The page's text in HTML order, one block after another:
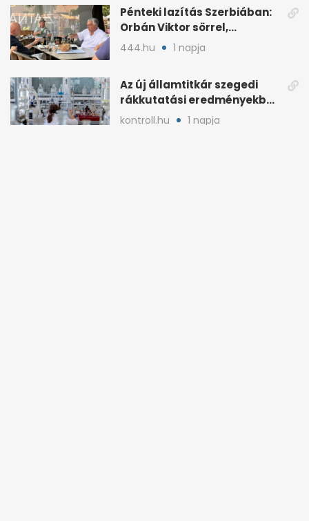
Pénteki lazítás Szerbiában:
Orbán Viktor sörrel,
trombitaszóval
444.hu 1 napja
Az új államtitkár szegedi
rákkutatási eredményekben
is részt vett
kontroll.hu 1 napja